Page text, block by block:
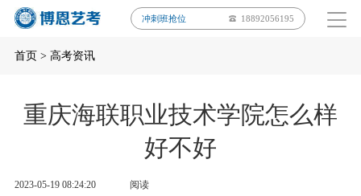
冲刺班抢位 18892056195
首页> 高考资讯
重庆海联职业技术学院怎么样
好不好
2023-05-19 08:24:20 阅读